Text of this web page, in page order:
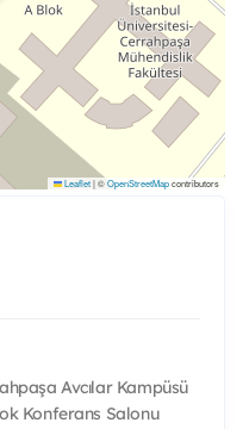
Leaflet|©OpenStreetMapcontributors
Avcılar Kampüsü
Konferans Salonu